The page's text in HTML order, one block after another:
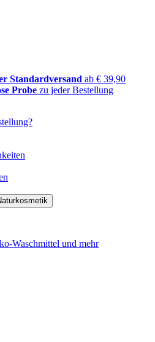
Standardversand ab € 39,90
Probe zu jeder Bestellung
Waschmittel und mehr